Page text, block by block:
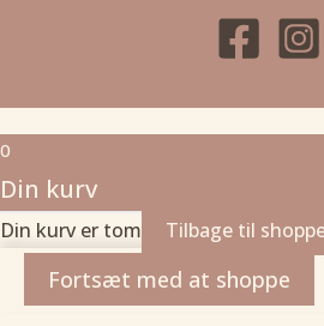
0
Din kurv
Din kurv er tom Tilbage til
Fortsæt med at shoppe